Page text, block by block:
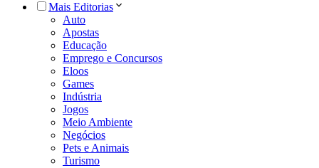
Mais Editorias
Auto
Apostas
Educação
Emprego e Concursos
Eloos
Games
Indústria
Jogos
Meio Ambiente
Negócios
Pets e Animais
Turismo